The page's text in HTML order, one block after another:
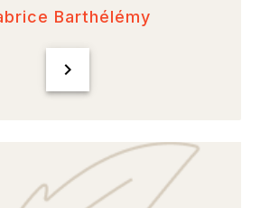
Barthélémy
chevron_right